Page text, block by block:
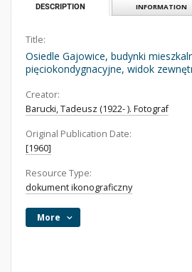
DESCRIPTION INFORMATION
Title:
Osiedle Gajowice, budynki
pięciokondygnacyjne, widok
Creator:
Barucki, Tadeusz (1922- ). Fotograf
Original Publication Date:
[1960]
Resource Type:
dokument ikonograficzny
More